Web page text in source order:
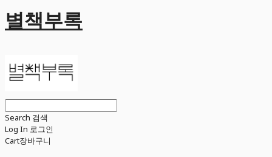
별책부록
Search 검색
Log In 로그인
Cart장바구니